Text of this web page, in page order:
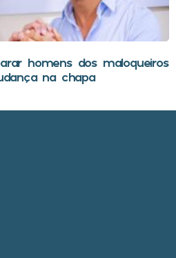
homens dos maloqueiros
na chapa